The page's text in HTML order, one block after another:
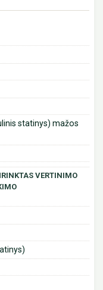
statinys) mažos
VERTINIMO